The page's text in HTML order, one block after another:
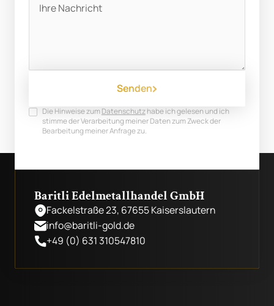
Senden
Die Hinweise zum Datenschutzhabe ich gelesen und ich
stimme der Verarbeitung meiner Daten zum Zweck der
Bearbeitung meiner Anfrage zu.
Baritli Edelmetallhandel GmbH
Fackelstraße 23, 67655 Kaiserslautern
info@baritli-gold.de
+49 (0) 631 310547810